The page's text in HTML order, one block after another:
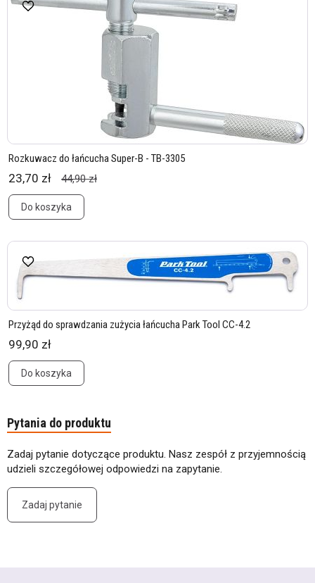
Rozkuwacz do łańcucha Super-B - TB-3305
23,70 zł 44,90 zł
Do koszyka
Przyżąd do sprawdzania zużycia łańcucha Park Tool CC-4.2
99,90 zł
Do koszyka
Pytania do produktu
Zadaj pytanie dotyczące produktu. Nasz zespół z przyjemnością
udzieli szczegółowej odpowiedzi na zapytanie.
Zadaj pytanie